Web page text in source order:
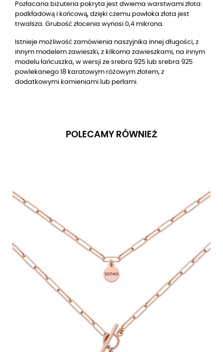
Pozłacana biżuteria pokryta jest dwiema warstwami złota:
podkładową i końcową, dzięki czemu powłoka złota jest
trwalsza. Grubość złocenia wynosi 0,4 mikrona.
Istnieje możliwość zamówienia naszyjnika innej długości, z
innym modelem zawieszki, z kilkoma zawieszkami, na innym
modelu łańcuszka, w wersji ze srebra 925 lub srebra 925
powlekanego 18 karatowym różowym złotem, z
dodatkowymi kamieniami lub perłami.
POLECAMY RÓWNIEŻ